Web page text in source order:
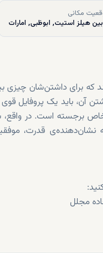
مکانی
هیلز استیت, ابوظبی, امارات
که برای داشتن‌شان
آن، باید یک پروفایل
برجسته است. در
قدرت،
مجلل